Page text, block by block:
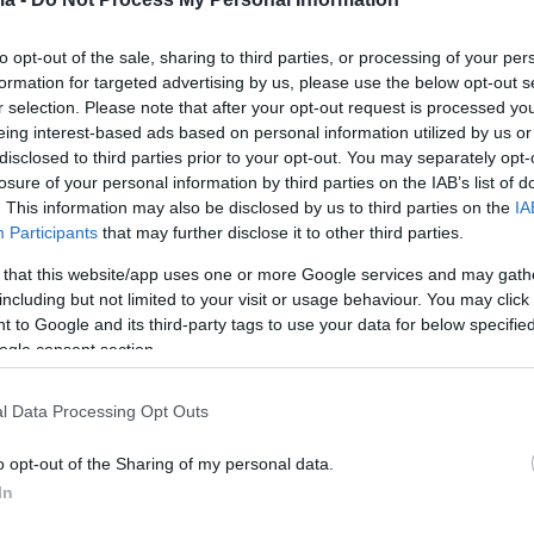
opt-out of the sale, sharing to third parties, or processing of your
for targeted advertising by us, please use the below opt-out
selection. Please note that after your opt-out request is processed
interest-based ads based on personal information utilized by us
to third parties prior to your opt-out. You may separately
of your personal information by third parties on the IAB’s list of
This information may also be disclosed by us to third parties on the
Participants that may further disclose it to other third parties.
that this website/app uses one or more Google services and may
but not limited to your visit or usage behaviour. You may
to Google and its third-party tags to use your data for below
consent section.
Data Processing Opt Outs
opt-out of the Sharing of my personal data.
ποτέ να μείνω
μου έχει δημιουργηθεί ακόμα
για γάμο, δήλωσε η Ιωάννα
το «κενό», αλλά συνειδητοποίησα πως όταν
διαχειρίζομαι, αυτό έφερε τρομερά δώρα, πρόσθεσε
7
Ασημακοπούλου και η Μίρκα
ποζάρουν στα
της σειράς «Το Σόι σου»
επιστρέφουν στο νέο κύκλο του σίριαλ